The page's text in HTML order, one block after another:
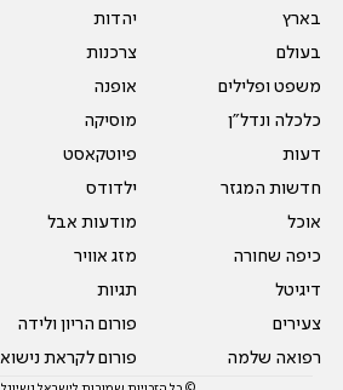
בארץ
בעולם
משפט ופלילים
כלכלה ונדל"ן
דעות
חדשות המגזר
אוכל
כיפה שחורה
דיגיטל
צעירים
רפואה שלמה
יהדות
צרכנות
אופנה
מוסיקה
פיוטקאסט
ילדודס
מודעות אבל
מזג אוויר
תגיות
פורום הריון ולידה
פורום לקראת